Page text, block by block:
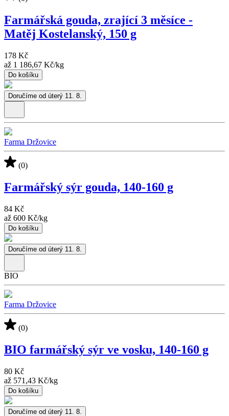
Farmářská gouda, zrající 3 měsíce -
Matěj Kostelanský, 150 g
178 Kč
až 1 186,67 Kč/kg
Do košíku
Doručíme od úterý 11. 8.
Farma Držovice
(0)
Farmářský sýr gouda, 140-160 g
84 Kč
až 600 Kč/kg
Do košíku
Doručíme od úterý 11. 8.
BIO
Farma Držovice
(0)
BIO farmářský sýr ve vosku, 140-160 g
80 Kč
až 571,43 Kč/kg
Do košíku
Doručíme od úterý 11. 8.